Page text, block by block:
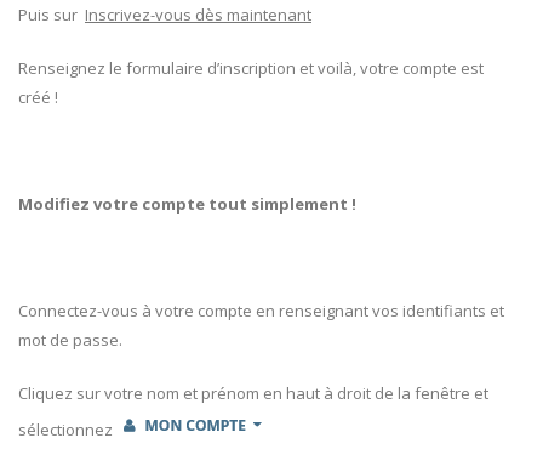
Puis sur Inscrivez-vous dès maintenant
Renseignez le formulaire d’inscription et voilà, votre compte est
créé !
Modifiez votre compte tout simplement !
Connectez-vous à votre compte en renseignant vos identifiants et
mot de passe.
Cliquez sur votre nom et prénom en haut à droit de la fenêtre et
sélectionnez